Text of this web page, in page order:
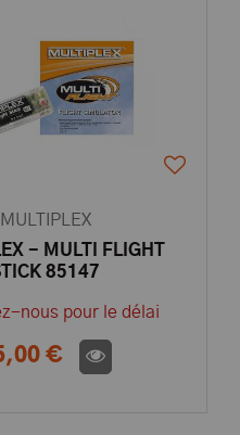
MULTIPLEX
- MULTI FLIGHT
85147
nous pour le délai
€